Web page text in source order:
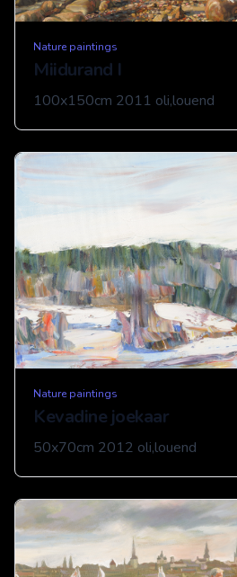
Nature paintings
Miidurand I
100x150cm 2011 oli,louend
Nature paintings
Kevadine joekaar
50x70cm 2012 oli,louend